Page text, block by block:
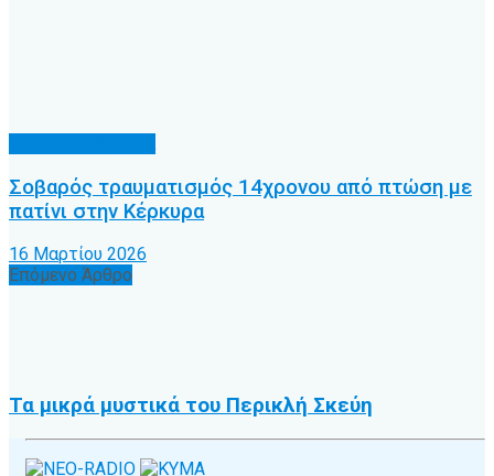
Σοβαρός τραυματισμός 14χρονου από πτώση με
πατίνι στην Κέρκυρα
16 Μαρτίου 2026
Επόμενο Άρθρο
Τα μικρά μυστικά του Περικλή Σκεύη